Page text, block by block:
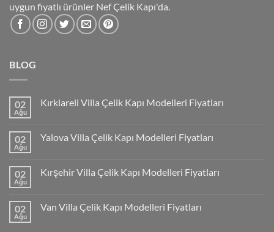
uygun fiyatlı ürünler Nef Çelik Kapı'da.
BLOG
02
Ağu
Kırklareli Villa Çelik Kapı Modelleri Fiyatları
02
Ağu
Yalova Villa Çelik Kapı Modelleri Fiyatları
02
Ağu
Kırşehir Villa Çelik Kapı Modelleri Fiyatları
02
Ağu
Van Villa Çelik Kapı Modelleri Fiyatları